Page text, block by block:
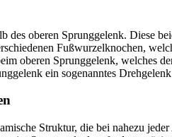
des oberen Sprunggelenk. Diese
Fußwurzelknochen,
oberen Sprunggelenk, welches
ein sogenanntes Drehgelenk
Struktur, die bei nahezu